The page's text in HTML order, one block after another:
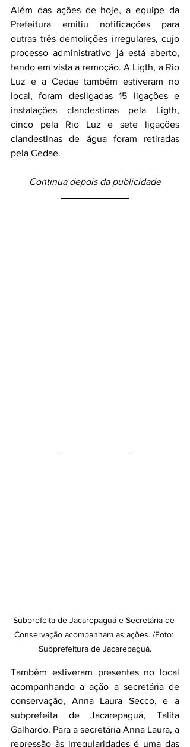
Além das ações de hoje, a equipe da
Prefeitura emitiu notificações para
outras três demolições irregulares, cujo
processo administrativo já está aberto,
tendo em vista a remoção. A Ligth, a Rio
Luz e a Cedae também estiveram no
local, foram desligadas 15 ligações e
instalações clandestinas pela Ligth,
cinco pela Rio Luz e sete ligações
clandestinas de água foram retiradas
pela Cedae.
Continua depois da publicidade
Subprefeita de Jacarepaguá e Secretária de
Conservação acompanham as ações. /Foto:
Subprefeitura de Jacarepaguá.
Também estiveram presentes no local
acompanhando a ação a secretária de
conservação, Anna Laura Secco, e a
subprefeita de Jacarepaguá, Talita
Galhardo. Para a secretária Anna Laura, a
repressão às irregularidades é uma das